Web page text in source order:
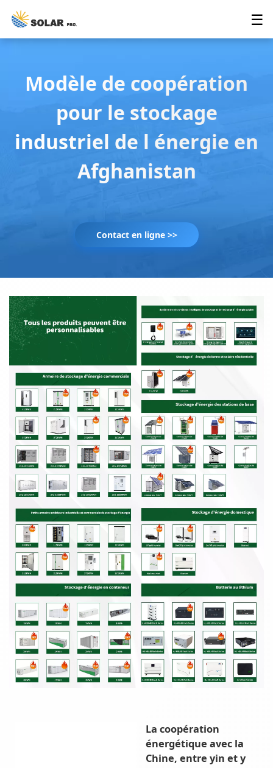
☰
Modèle de coopération
pour le stockage
industriel de l énergie en
Afghanistan
Contact en ligne >>
La coopération
énergétique avec la
Chine, entre yin et y